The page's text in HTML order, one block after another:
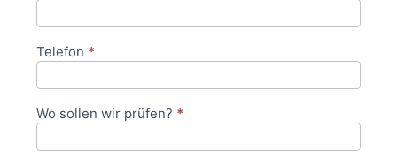
Telefon *
Wo sollen wir prüfen? *